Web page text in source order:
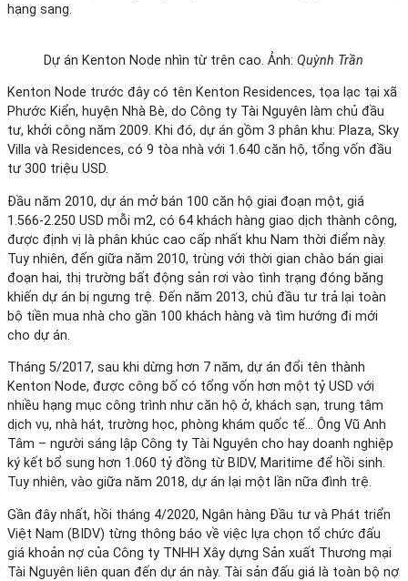
hạng sang.
Dự án Kenton Node nhìn từ trên cao. Ảnh: Quỳnh Trần
Kenton Node trước đây có tên Kenton Residences, tọa lạc tại xã
Phước Kiển, huyện Nhà Bè, do Công ty Tài Nguyên làm chủ đầu
tư, khởi công năm 2009. Khi đó, dự án gồm 3 phân khu: Plaza, Sky
Villa và Residences, có 9 tòa nhà với 1.640 căn hộ, tổng vốn đầu
tư 300 triệu USD.
Đầu năm 2010, dự án mở bán 100 căn hộ giai đoạn một, giá
1.566-2.250 USD mỗi m2, có 64 khách hàng giao dịch thành công,
được định vị là phân khúc cao cấp nhất khu Nam thời điểm này.
Tuy nhiên, đến giữa năm 2010, trùng với thời gian chào bán giai
đoạn hai, thị trường bất động sản rơi vào tình trạng đóng băng
khiến dự án bị ngưng trệ. Đến năm 2013, chủ đầu tư trả lại toàn
bộ tiền mua nhà cho gần 100 khách hàng và tìm hướng đi mới
cho dự án.
Tháng 5/2017, sau khi dừng hơn 7 năm, dự án đổi tên thành
Kenton Node, được công bố có tổng vốn hơn một tỷ USD với
nhiều hạng mục công trình như căn hộ ở, khách sạn, trung tâm
dịch vụ, nhà hát, trường học, phòng khám quốc tế… Ông Vũ Anh
Tâm – người sáng lập Công ty Tài Nguyên cho hay doanh nghiệp
ký kết bổ sung hơn 1.060 tỷ đồng từ BIDV, Maritime để hồi sinh.
Tuy nhiên, vào giữa năm 2018, dự án lại một lần nữa đình trệ.
Gần đây nhất, hồi tháng 4/2020, Ngân hàng Đầu tư và Phát triển
Việt Nam (BIDV) từng thông báo về việc lựa chọn tổ chức đấu
giá khoản nợ của Công ty TNHH Xây dựng Sản xuất Thương mại
Tài Nguyên liên quan đến dự án này. Tài sản đấu giá là toàn bộ nợ